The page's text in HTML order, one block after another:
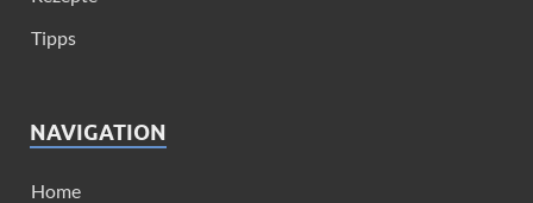
Tipps
NAVIGATION
Home